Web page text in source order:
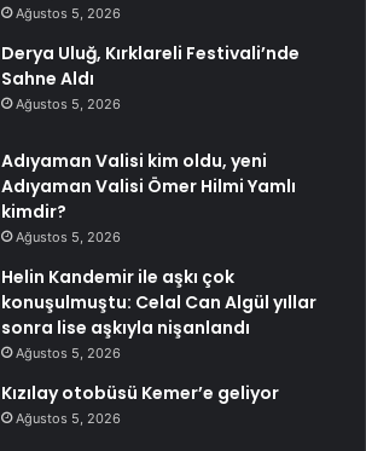
Ağustos 5, 2026
Derya Uluğ, Kırklareli Festivali’nde
Sahne Aldı
Ağustos 5, 2026
Adıyaman Valisi kim oldu, yeni
Adıyaman Valisi Ömer Hilmi Yamlı
kimdir?
Ağustos 5, 2026
Helin Kandemir ile aşkı çok
konuşulmuştu: Celal Can Algül yıllar
sonra lise aşkıyla nişanlandı
Ağustos 5, 2026
Kızılay otobüsü Kemer’e geliyor
Ağustos 5, 2026